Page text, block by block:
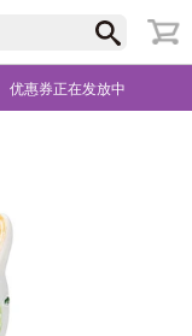
优惠券正在发放中